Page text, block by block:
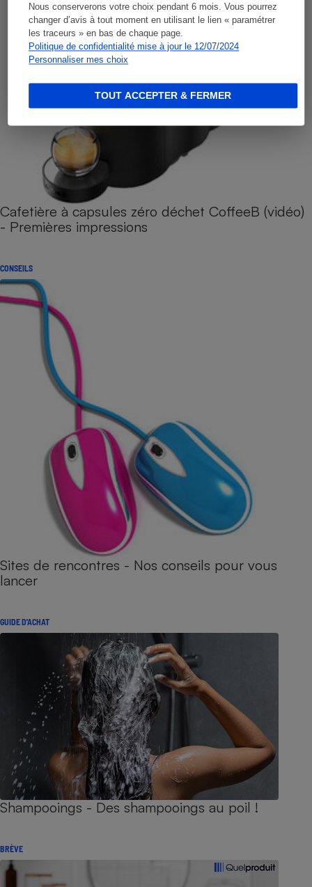
Nous conserverons votre choix pendant 6 mois. Vous pourrez
changer d’avis à tout moment en utilisant le lien « paramétrer
les traceurs » en bas de chaque page.
Politique de confidentialité mise à jour le 12/07/2024
Personnaliser mes choix
TOUT ACCEPTER & FERMER
Cafetière à capsules zéro déchet CoffeeB (vidéo)
- Premières impressions
CONSEILS
Sites de rencontres - Nos conseils pour vous
lancer
GUIDE D'ACHAT
Shampooings - Des shampooings au poil !
BRÈVE